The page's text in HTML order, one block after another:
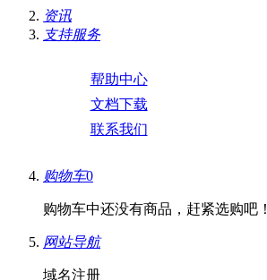
资讯
支持服务
帮助中心
文档下载
联系我们
购物车0
购物车中还没有商品，赶紧选购吧！
网站导航
域名注册